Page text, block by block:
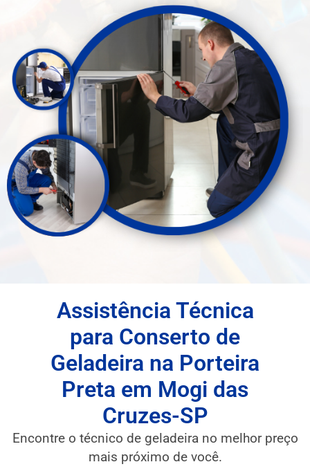
Assistência Técnica
para Conserto de
Geladeira na Porteira
Preta em Mogi das
Cruzes-SP
Encontre o técnico de geladeira no melhor preço
mais próximo de você.